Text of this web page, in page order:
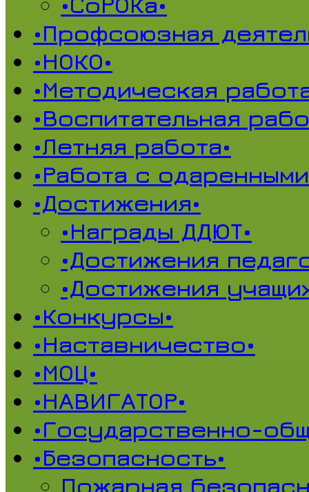
•Профсоюзная
•НОКО•
•Методическая
•Воспитательная
•Летняя работа•
•Работа с
•Достижения•
•Награды ДДЮТ•
•Достижения
•Достижения
•Конкурсы•
•Наставничество•
•МОЦ•
•НАВИГАТОР•
•Государственно-
•Безопасность•
Пожарная